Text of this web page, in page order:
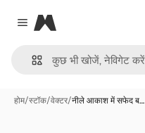
Close menu
Magnific
होम/स्टॉक/वेक्टर/नीले आकाश में सफेद ब…